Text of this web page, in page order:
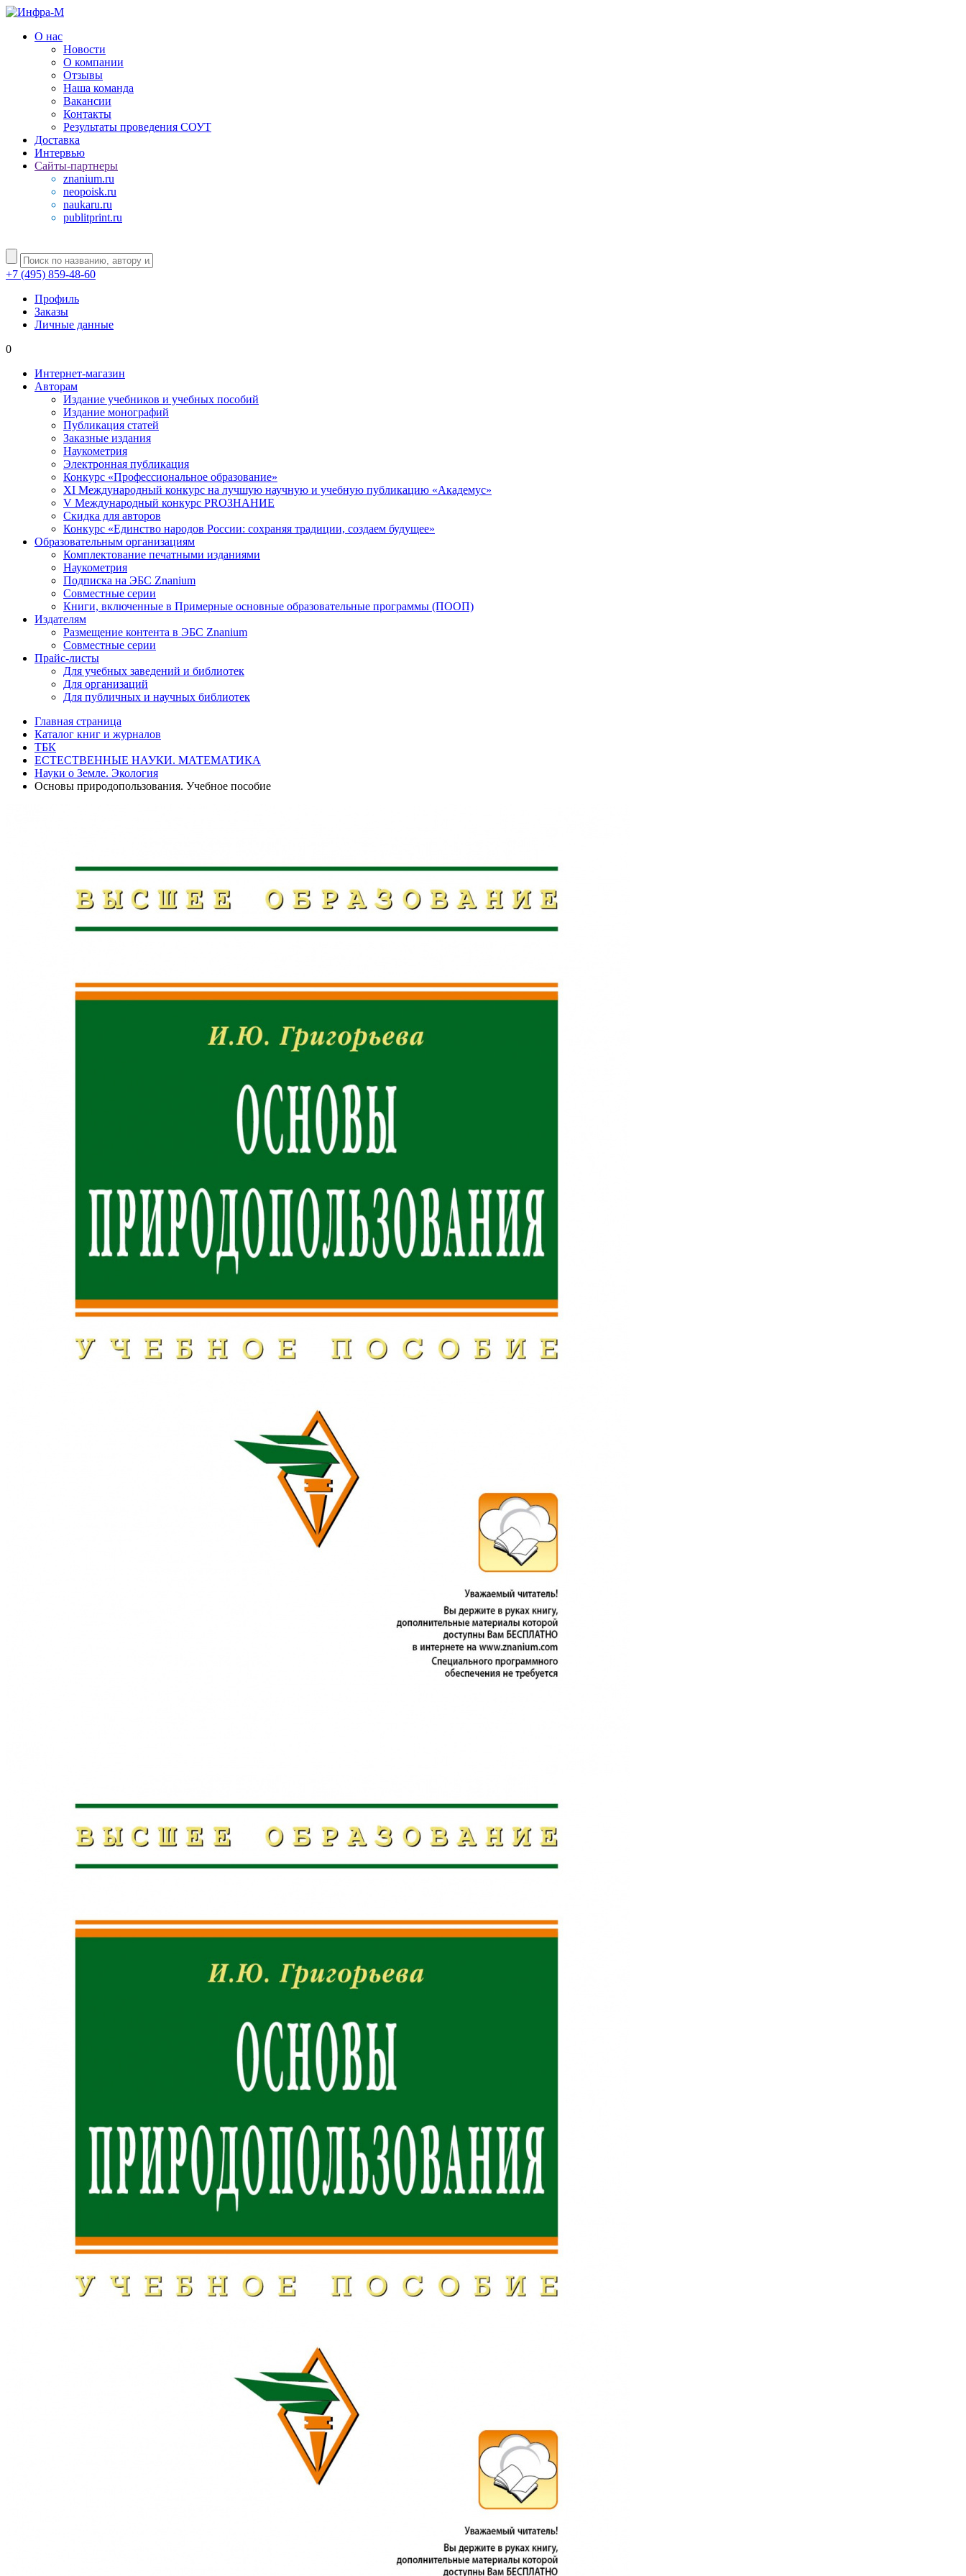
О нас
Новости
О компании
Отзывы
Наша команда
Вакансии
Контакты
Результаты проведения СОУТ
Доставка
Интервью
Сайты-партнеры
znanium.ru
neopoisk.ru
naukaru.ru
publitprint.ru
+7 (495) 859-48-60
Профиль
Заказы
Личные данные
0
Интернет-магазин
Авторам
Издание учебников и учебных пособий
Издание монографий
Публикация статей
Заказные издания
Наукометрия
Электронная публикация
Конкурс «Профессиональное образование»
XI Международный конкурс на лучшую научную и учебную публикацию «Академус»
V Международный конкурс PROЗНАНИЕ
Скидка для авторов
Конкурс «Единство народов России: сохраняя традиции, создаем будущее»
Образовательным организациям
Комплектование печатными изданиями
Наукометрия
Подписка на ЭБС Znanium
Совместные серии
Книги, включенные в Примерные основные образовательные программы (ПООП)
Издателям
Размещение контента в ЭБС Znanium
Совместные серии
Прайс-листы
Для учебных заведений и библиотек
Для организаций
Для публичных и научных библиотек
Главная страница
Каталог книг и журналов
ТБК
ЕСТЕСТВЕННЫЕ НАУКИ. МАТЕМАТИКА
Науки о Земле. Экология
Основы природопользования. Учебное пособие